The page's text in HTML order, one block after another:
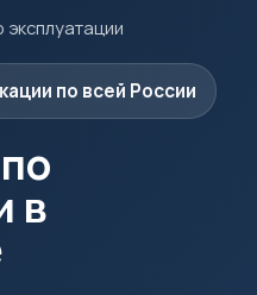
эксплуатации
по всей России
в